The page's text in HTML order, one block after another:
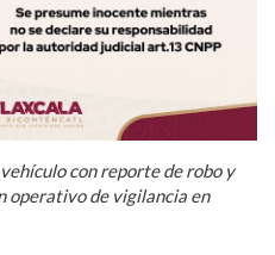
con reporte de robo y
operativo de vigilancia en